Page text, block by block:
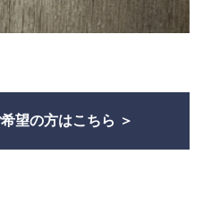
望の方はこちら